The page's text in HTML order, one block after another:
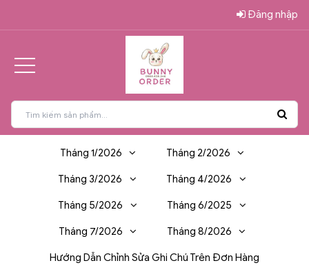
Đăng nhập
Tháng 1/2026 Tháng 2/2026
Tháng 3/2026 Tháng 4/2026
Tháng 5/2026 Tháng 6/2025
Tháng 7/2026 Tháng 8/2026
Hướng Dẫn Chỉnh Sửa Ghi Chú Trên Đơn Hàng